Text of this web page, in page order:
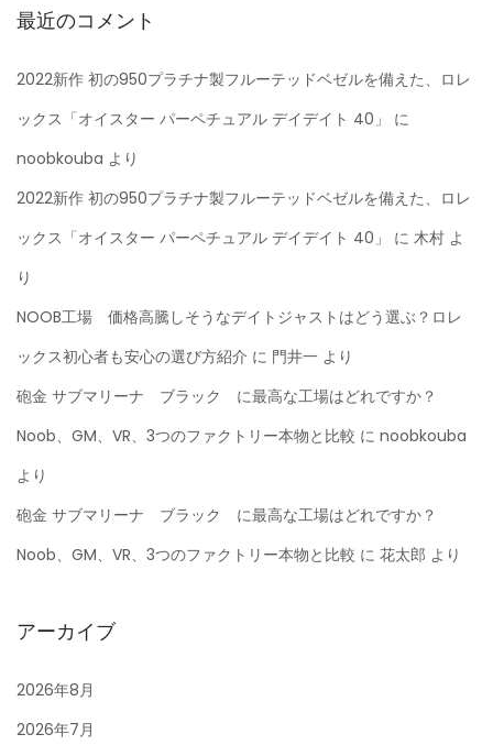
最近のコメント
2022新作 初の950プラチナ製フルーテッドベゼルを備えた、ロレ
ックス「オイスター パーペチュアル デイデイト 40」
に
noobkouba より
2022新作 初の950プラチナ製フルーテッドベゼルを備えた、ロレ
ックス「オイスター パーペチュアル デイデイト 40」
に 木村 よ
り
NOOB工場 価格高騰しそうなデイトジャストはどう選ぶ？ロレ
ックス初心者も安心の選び方紹介 に 門井一 より
砲金 サブマリーナ ブラック に最高な工場はどれですか？
Noob、GM、VR、3つのファクトリー本物と比較 に noobkouba
より
砲金 サブマリーナ ブラック に最高な工場はどれですか？
Noob、GM、VR、3つのファクトリー本物と比較 に 花太郎 より
アーカイブ
2026年8月
2026年7月